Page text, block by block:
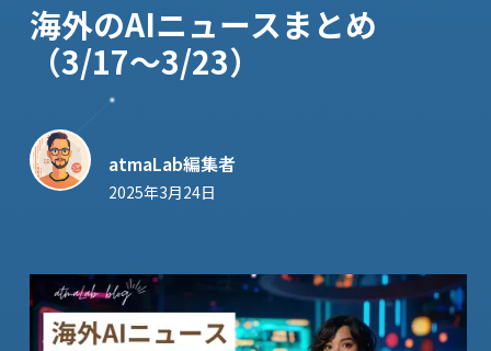
海外のAIニュースまとめ
（3/17〜3/23）
atmaLab編集者
2025年3月24日